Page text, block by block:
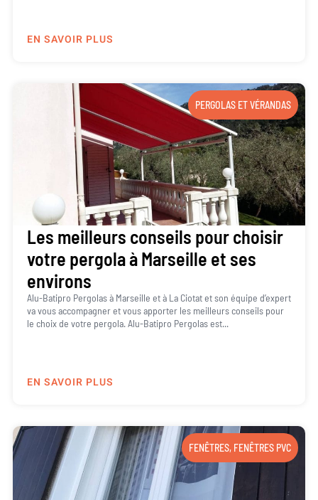
EN SAVOIR PLUS
PERGOLAS ET VÉRANDAS
Les meilleurs conseils pour choisir
votre pergola à Marseille et ses
environs
Alu-Batipro Pergolas à Marseille et à La Ciotat et son équipe d’expert
va vous accompagner et vous apporter les meilleurs conseils pour
le choix de votre pergola. Alu-Batipro Pergolas est...
EN SAVOIR PLUS
FENÊTRES, FENÊTRES PVC